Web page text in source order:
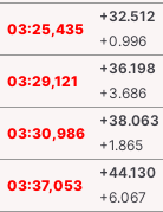
03:25,435
+32.512
+0.996
03:29,121
+36.198
+3.686
03:30,986
+38.063
+1.865
03:37,053
+44.130
+6.067